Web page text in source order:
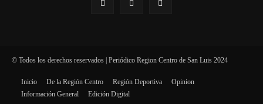
© Todos los derechos reservados | Periódico Region Centro de San Luis 2024
Inicio De la Región Centro Región Deportiva
Opinion
Información General
Edición Digital